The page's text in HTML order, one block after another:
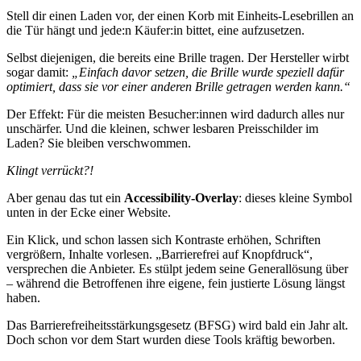
Stell dir einen Laden vor, der einen Korb mit Einheits-Lesebrillen an
die Tür hängt und jede:n Käufer:in bittet, eine aufzusetzen.
Selbst diejenigen, die bereits eine Brille tragen. Der Hersteller wirbt
sogar damit:
„Einfach davor setzen, die Brille wurde speziell dafür
optimiert, dass sie vor einer anderen Brille getragen werden kann.“
Der Effekt: Für die meisten Besucher:innen wird dadurch alles nur
unschärfer. Und die kleinen, schwer lesbaren Preisschilder im
Laden? Sie bleiben verschwommen.
Klingt verrückt?!
Aber genau das tut ein Accessibility-Overlay: dieses kleine Symbol
unten in der Ecke einer Website.
Ein Klick, und schon lassen sich Kontraste erhöhen, Schriften
vergrößern, Inhalte vorlesen. „Barrierefrei auf Knopfdruck“,
versprechen die Anbieter. Es stülpt jedem seine Generallösung über
– während die Betroffenen ihre eigene, fein justierte Lösung längst
haben.
Das Barrierefreiheitsstärkungsgesetz (BFSG) wird bald ein Jahr alt.
Doch schon vor dem Start wurden diese Tools kräftig beworben.